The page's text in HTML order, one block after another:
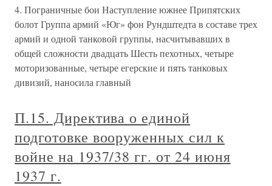
4. Пограничные бои Наступление южнее Припятских
болот Группа армий «Юг» фон Рундштедта в составе трех
армий и одной танковой группы, насчитывавших в
общей сложности двадцать Шесть пехотных, четыре
моторизованные, четыре егерские и пять танковых
дивизий, наносила главный
П.15. Директива о единой
подготовке вооруженных сил к
войне на 1937/38 гг. от 24 июня
1937 г.